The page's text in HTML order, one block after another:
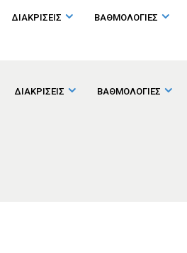
ΔΙΑΚΡΙΣΕΙΣ ΒΑΘΜΟΛΟΓΙΕΣ
ΔΙΑΚΡΙΣΕΙΣ ΒΑΘΜΟΛΟΓΙΕΣ